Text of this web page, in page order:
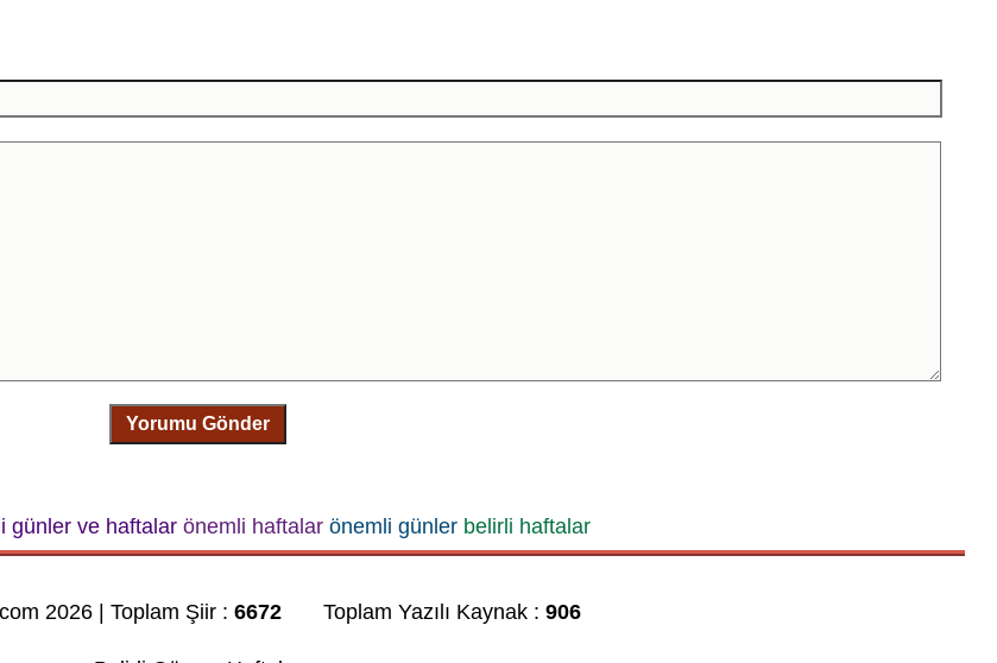
Yorumu Gönder
günler ve haftalar önemli haftalar önemli günler belirli haftalar
2026 | Toplam Şiir :6672 Toplam Yazılı Kaynak :906